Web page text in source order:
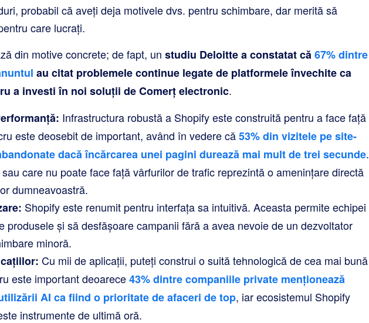
probabil că aveți deja motivele dvs. pentru schimbare, dar merită să
care lucrați.
din motive concrete; de fapt, un studiu Deloitte a constatat că67% dintre
au citat problemele continue legate de platformele învechite ca
a investi în noi soluții de Comerț electronic.
Infrastructura robustă a Shopify este construită pentru a face față
este deosebit de important, având în vedere că53% din vizitele pe site-
dacăîncărcarea unei pagini durează mai mult de trei secunde.
care nu poate face față vârfurilor de trafic reprezintă o amenințare directă
dumneavoastră.
Shopify este renumit pentru interfața sa intuitivă. Aceasta permite echipei
produsele și să desfășoare campanii fără a avea nevoie de un dezvoltator
minoră.
Cu mii de aplicații, puteți construi o suită tehnologică de cea mai bună
este important deoarece43% dintre companiile private menționează
AI ca fiind o prioritate de afaceri de top, iar ecosistemul Shopify
instrumente de ultimă oră.